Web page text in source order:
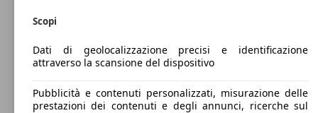
Scopi
Dati di geolocalizzazione precisi e identificazione
attraverso la scansione del dispositivo
Pubblicità e contenuti personalizzati, misurazione delle
prestazioni dei contenuti e degli annunci, ricerche sul